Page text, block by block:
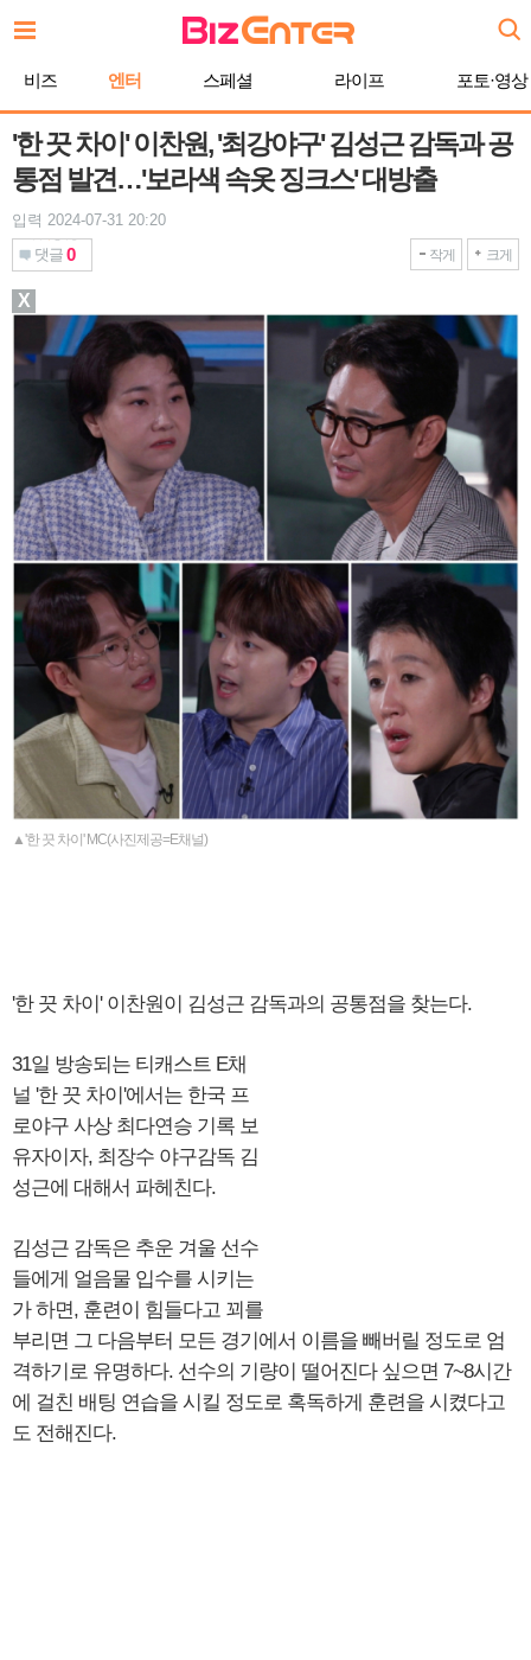
문
비즈 엔터 스페셜 라이프 포토·영상
'한 끗 차이' 이찬원, '최강야구' 김성근 감독과 공
통점 발견…'보라색 속옷 징크스' 대방출
입력 2024-07-31 20:20
댓글 0 작게 크게
▲'한 끗 차이' MC(사진제공=E채널)
'한 끗 차이' 이찬원이 김성근 감독과의 공통점을 찾는다.
31일 방송되는 티캐스트 E채
널 '한 끗 차이'에서는 한국 프
로야구 사상 최다연승 기록 보
유자이자, 최장수 야구감독 김
성근에 대해서 파헤친다.
김성근 감독은 추운 겨울 선수
들에게 얼음물 입수를 시키는
가 하면, 훈련이 힘들다고 꾀를
부리면 그 다음부터 모든 경기에서 이름을 빼버릴 정도로 엄
격하기로 유명하다. 선수의 기량이 떨어진다 싶으면 7~8시간
에 걸친 배팅 연습을 시킬 정도로 혹독하게 훈련을 시켰다고
도 전해진다.
X